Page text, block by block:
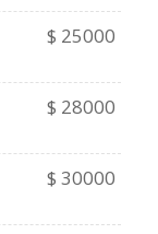
$ 25000
$ 28000
$ 30000